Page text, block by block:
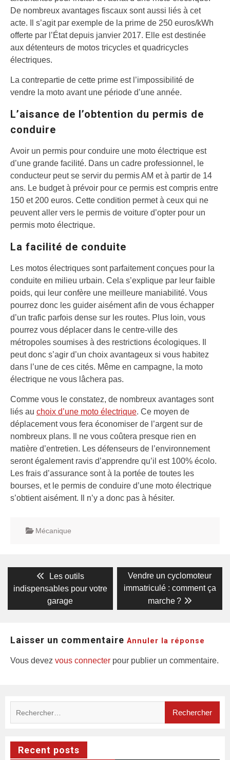
De nombreux avantages fiscaux sont aussi liés à cet
acte. Il s’agit par exemple de la prime de 250 euros/kWh
offerte par l’État depuis janvier 2017. Elle est destinée
aux détenteurs de motos tricycles et quadricycles
électriques.
La contrepartie de cette prime est l’impossibilité de
vendre la moto avant une période d’une année.
L’aisance de l’obtention du permis de
conduire
Avoir un permis pour conduire une moto électrique est
d’une grande facilité. Dans un cadre professionnel, le
conducteur peut se servir du permis AM et à partir de 14
ans. Le budget à prévoir pour ce permis est compris entre
150 et 200 euros. Cette condition permet à ceux qui ne
peuvent aller vers le permis de voiture d’opter pour un
permis moto électrique.
La facilité de conduite
Les motos électriques sont parfaitement conçues pour la
conduite en milieu urbain. Cela s’explique par leur faible
poids, qui leur confère une meilleure maniabilité. Vous
pourrez donc les guider aisément afin de vous échapper
d’un trafic parfois dense sur les routes. Plus loin, vous
pourrez vous déplacer dans le centre-ville des
métropoles soumises à des restrictions écologiques. Il
peut donc s’agir d’un choix avantageux si vous habitez
dans l’une de ces cités. Même en campagne, la moto
électrique ne vous lâchera pas.
Comme vous le constatez, de nombreux avantages sont
liés au choix d’une moto électrique. Ce moyen de
déplacement vous fera économiser de l’argent sur de
nombreux plans. Il ne vous coûtera presque rien en
matière d’entretien. Les défenseurs de l’environnement
seront également ravis d’apprendre qu’il est 100% écolo.
Les frais d’assurance sont à la portée de toutes les
bourses, et le permis de conduire d’une moto électrique
s’obtient aisément. Il n’y a donc pas à hésiter.
Mécanique
Navigation
de
Previous
post:
Les outils
indispensables pour votre
garage
Next
post:
Vendre un cyclomoteur
immatriculé : comment ça
marche ?
Laisser un commentaire Annuler la réponse
Vous devez vous connecter pour publier un commentaire.
Recent posts